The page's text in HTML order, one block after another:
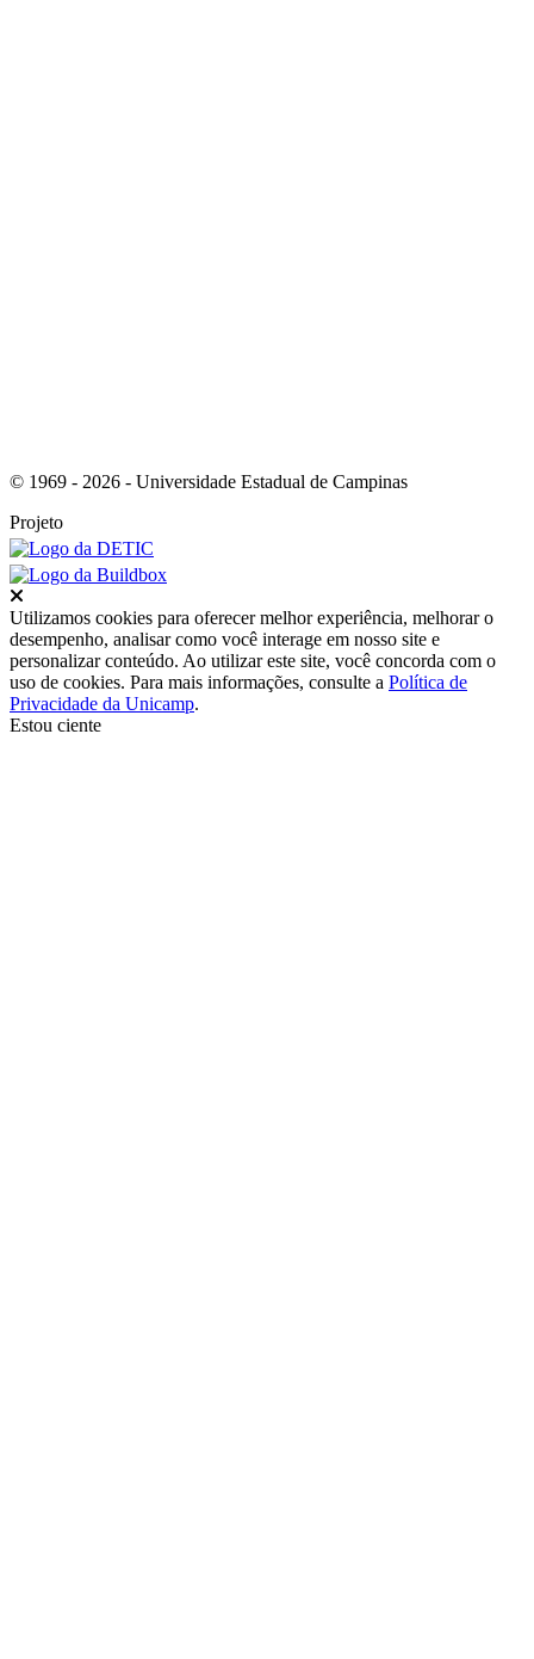
© 1969 - 2026 - Universidade Estadual de Campinas
Projeto
Utilizamos cookies para oferecer melhor experiência, melhorar o
desempenho, analisar como você interage em nosso site e
personalizar conteúdo. Ao utilizar este site, você concorda com o
uso de cookies. Para mais informações, consulte a Política de
Privacidade da Unicamp.
Estou ciente